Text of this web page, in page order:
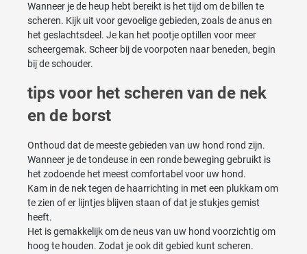
Wanneer je de heup hebt bereikt is het tijd om de billen te
scheren. Kijk uit voor gevoelige gebieden, zoals de anus en
het geslachtsdeel. Je kan het pootje optillen voor meer
scheergemak. Scheer bij de voorpoten naar beneden, begin
bij de schouder.
tips voor het scheren van de nek
en de borst
Onthoud dat de meeste gebieden van uw hond rond zijn.
Wanneer je de tondeuse in een ronde beweging gebruikt is
het zodoende het meest comfortabel voor uw hond.
Kam in de nek tegen de haarrichting in met een plukkam om
te zien of er lijntjes blijven staan of dat je stukjes gemist
heeft.
Het is gemakkelijk om de neus van uw hond voorzichtig om
hoog te houden. Zodat je ook dit gebied kunt scheren.